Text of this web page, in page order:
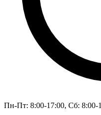
Пн-Пт: 8:00-17:00, Сб: 8:00-